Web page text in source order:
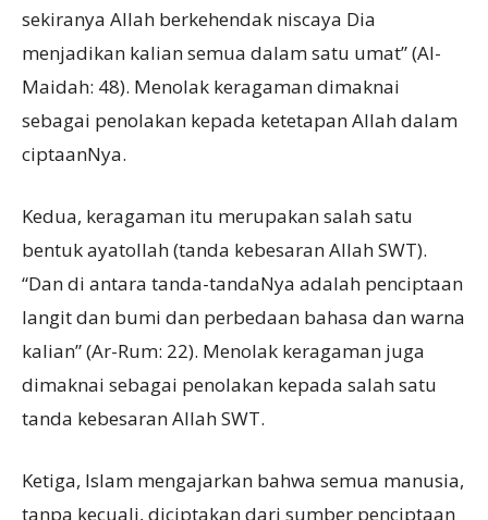
sekiranya Allah berkehendak niscaya Dia
menjadikan kalian semua dalam satu umat” (Al-
Maidah: 48). Menolak keragaman dimaknai
sebagai penolakan kepada ketetapan Allah dalam
ciptaanNya.
Kedua, keragaman itu merupakan salah satu
bentuk ayatollah (tanda kebesaran Allah SWT).
“Dan di antara tanda-tandaNya adalah penciptaan
langit dan bumi dan perbedaan bahasa dan warna
kalian” (Ar-Rum: 22). Menolak keragaman juga
dimaknai sebagai penolakan kepada salah satu
tanda kebesaran Allah SWT.
Ketiga, Islam mengajarkan bahwa semua manusia,
tanpa kecuali, diciptakan dari sumber penciptaan